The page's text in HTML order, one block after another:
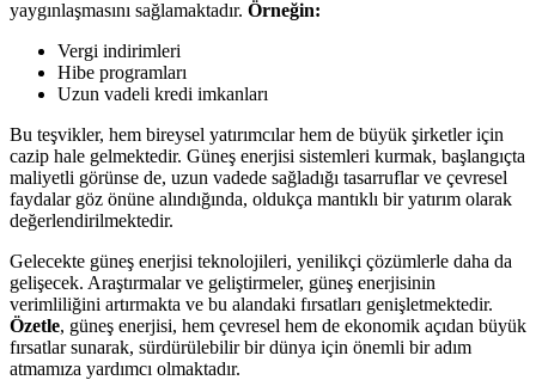
yaygınlaşmasını sağlamaktadır. Örneğin:
Vergi indirimleri
Hibe programları
Uzun vadeli kredi imkanları
Bu teşvikler, hem bireysel yatırımcılar hem de büyük şirketler için
cazip hale gelmektedir. Güneş enerjisi sistemleri kurmak, başlangıçta
maliyetli görünse de, uzun vadede sağladığı tasarruflar ve çevresel
faydalar göz önüne alındığında, oldukça mantıklı bir yatırım olarak
değerlendirilmektedir.
Gelecekte güneş enerjisi teknolojileri, yenilikçi çözümlerle daha da
gelişecek. Araştırmalar ve geliştirmeler, güneş enerjisinin
verimliliğini artırmakta ve bu alandaki fırsatları genişletmektedir.
Özetle, güneş enerjisi, hem çevresel hem de ekonomik açıdan büyük
fırsatlar sunarak, sürdürülebilir bir dünya için önemli bir adım
atmamıza yardımcı olmaktadır.